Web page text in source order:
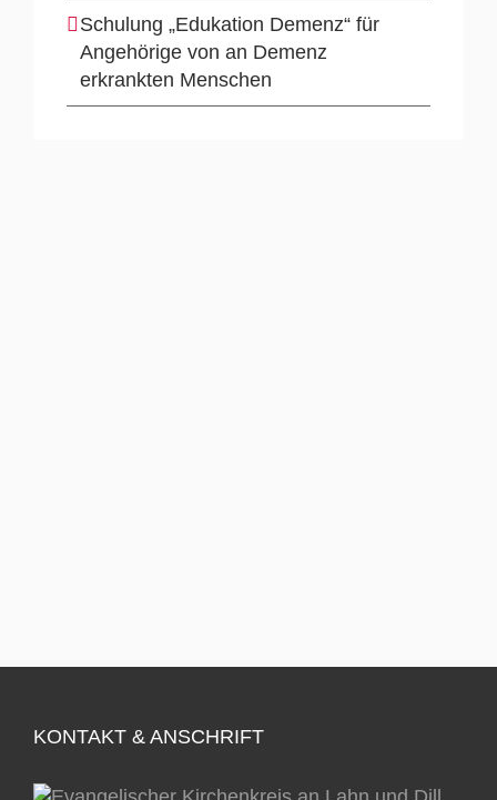
Schulung „Edukation Demenz“ für
Angehörige von an Demenz
erkrankten Menschen
KONTAKT & ANSCHRIFT